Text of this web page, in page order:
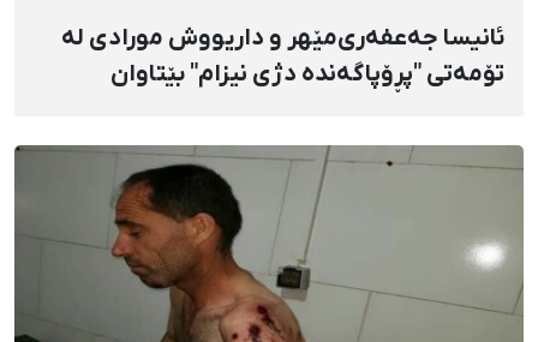
ئانیسا جەعفەری‌‌مێهر و داریووش مورادی لە
تۆمەتی "پڕۆپاگەندە دژی نیزام" بێتاوان